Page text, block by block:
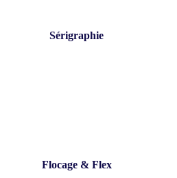
Sérigraphie
Flocage & Flex